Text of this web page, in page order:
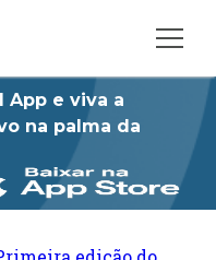
App e viva a
na palma da